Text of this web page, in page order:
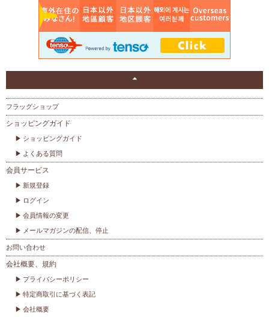
フラッグショップ
ショッピングガイド
ショッピングガイド
よくある質問
会員サービス
新規登録
ログイン
会員情報の変更
メールマガジンの配信、停止
お問い合わせ
会社概要、規約
プライバシーポリシー
特定商取引に基づく表記
会社概要